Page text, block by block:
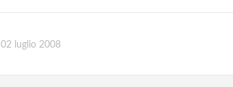
02 luglio 2008